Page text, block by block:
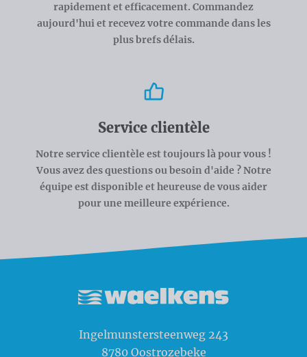
rapidement et efficacement. Commandez
aujourd'hui et recevez votre commande dans les
plus brefs délais.
Service clientèle
Notre service clientèle est toujours là pour vous !
Vous avez des questions ou besoin d'aide ? Notre
équipe est disponible et heureuse de vous aider
pour une meilleure expérience.
Ingelmunstersteenweg 243
8780 Oostrozebeke